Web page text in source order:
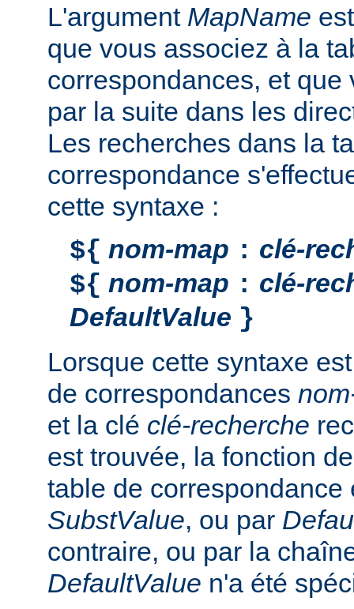
L'argument MapName
que vous associez à la
correspondances, et
par la suite dans les
Les recherches dans la
correspondance
cette syntaxe :
${ nom-map : clé-
${ nom-map : clé-
DefaultValue }
Lorsque cette syntaxe
de correspondances
et la clé clé-recherche
est trouvée, la fonction
table de correspondance
SubstValue, ou par
contraire, ou par la
DefaultValue n'a été